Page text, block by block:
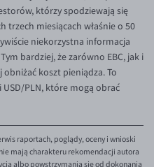
którzy spodziewają się
trzech miesiącach właśnie o 50
niekorzystna informacja
bardziej, że zarówno EBC, jak i
koszt pieniądza. To
PLN, które mogą obrać
raportach, poglądy, oceny i wnioski
mają charakteru rekomendacji autora
albo powstrzymania się od dokonania